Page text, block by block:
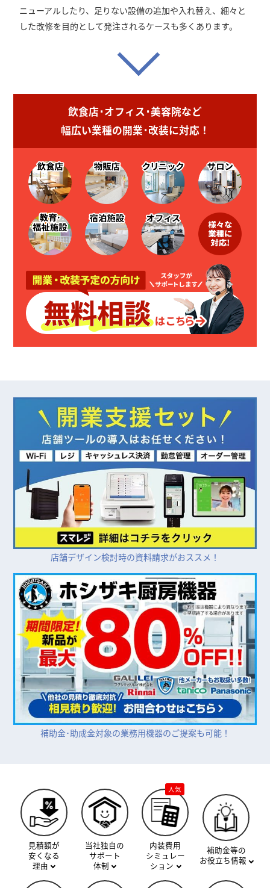
ニューアルしたり、足りない設備の追加や入れ替え、細々と
した改修を目的として発注されるケースも多くあります。
飲食店･オフィス･美容院など
幅広い業種の開業･改装に対応！
店舗デザイン検討時の資料請求がおススメ！
補助金･助成金対象の業務用機器のご提案も可能！
見積額が
安くなる
理由
当社独自の
サポート
体制
内装費用
シミュレー
ション
補助金等の
お役立ち情報